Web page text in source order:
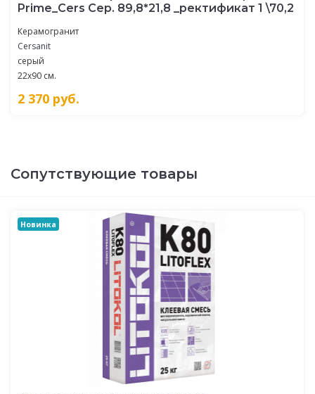
Prime_Cers Сер. 89,8*21,8 _ректификат 1 \70,2
Керамогранит
Cersanit
серый
22x90 см.
2 370 руб.
Сопутствующие товары
Новинка